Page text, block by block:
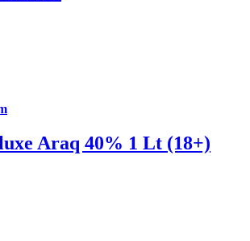
Araq 40% 1 Lt (18+)